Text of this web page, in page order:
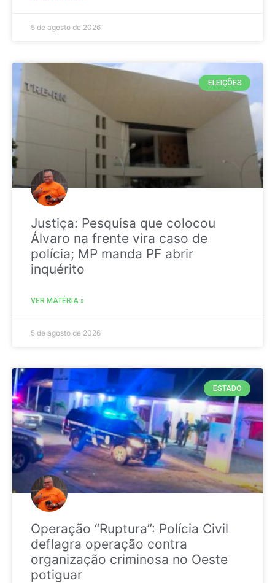
5 de agosto de 2026
ELEIÇÕES
Justiça: Pesquisa que colocou
Álvaro na frente vira caso de
polícia; MP manda PF abrir
inquérito
VER MATÉRIA »
5 de agosto de 2026
ESTADO
Operação “Ruptura”: Polícia Civil
deflagra operação contra
organização criminosa no Oeste
potiguar